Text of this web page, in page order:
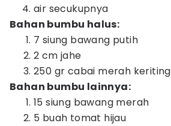
air secukupnya
Bahan bumbu halus:
7 siung bawang putih
2 cm jahe
250 gr cabai merah keriting
Bahan bumbu lainnya:
15 siung bawang merah
5 buah tomat hijau